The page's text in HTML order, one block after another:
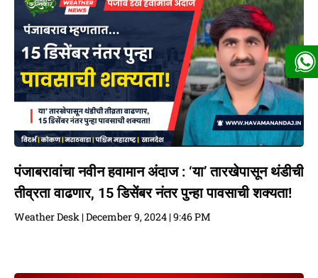
पंजाबरावांचा नवीन हवामान अंदाज : ‘या’ तारखेपासून थंडीची
तीव्रता वाढणार, 15 डिसेंबर नंतर पुन्हा पावसाची शक्यता!
Weather Desk December 9, 2024 9:46 PM